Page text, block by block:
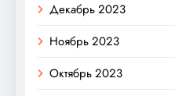
Декабрь 2023
Ноябрь 2023
Октябрь 2023